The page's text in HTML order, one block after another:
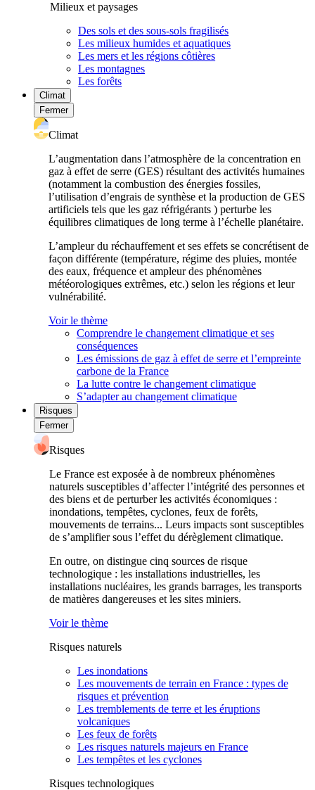
Milieux et paysages
Des sols et des sous-sols fragilisés
Les milieux humides et aquatiques
Les mers et les régions côtières
Les montagnes
Les forêts
Climat
Fermer
Climat
L’augmentation dans l’atmosphère de la concentration en
gaz à effet de serre (GES) résultant des activités humaines
(notamment la combustion des énergies fossiles,
l’utilisation d’engrais de synthèse et la production de GES
artificiels tels que les gaz réfrigérants ) perturbe les
équilibres climatiques de long terme à l’échelle planétaire.
L’ampleur du réchauffement et ses effets se concrétisent de
façon différente (température, régime des pluies, montée
des eaux, fréquence et ampleur des phénomènes
météorologiques extrêmes, etc.) selon les régions et leur
vulnérabilité.
Voir le thème
Comprendre le changement climatique et ses
conséquences
Les émissions de gaz à effet de serre et l’empreinte
carbone de la France
La lutte contre le changement climatique
S’adapter au changement climatique
Risques
Fermer
Risques
Le France est exposée à de nombreux phénomènes
naturels susceptibles d’affecter l’intégrité des personnes et
des biens et de perturber les activités économiques :
inondations, tempêtes, cyclones, feux de forêts,
mouvements de terrains... Leurs impacts sont susceptibles
de s’amplifier sous l’effet du dérèglement climatique.
En outre, on distingue cinq sources de risque
technologique : les installations industrielles, les
installations nucléaires, les grands barrages, les transports
de matières dangereuses et les sites miniers.
Voir le thème
Risques naturels
Les inondations
Les mouvements de terrain en France : types de
risques et prévention
Les tremblements de terre et les éruptions
volcaniques
Les feux de forêts
Les risques naturels majeurs en France
Les tempêtes et les cyclones
Risques technologiques